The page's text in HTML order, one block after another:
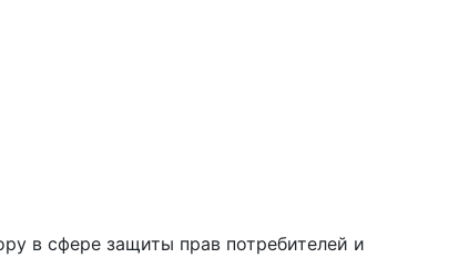
в сфере защиты прав потребителей и